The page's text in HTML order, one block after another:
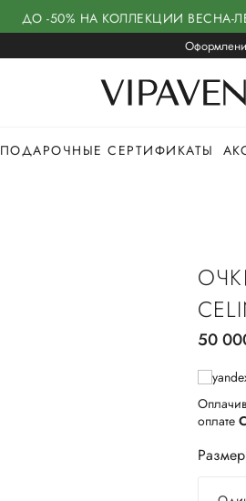
ДО -50% НА КОЛЛЕКЦИИ ВЕСНА-
ПОДАРОЧНЫЕ СЕРТИФИКАТЫ
50
оплате
Размер